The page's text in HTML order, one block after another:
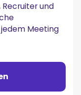
und
Meeting